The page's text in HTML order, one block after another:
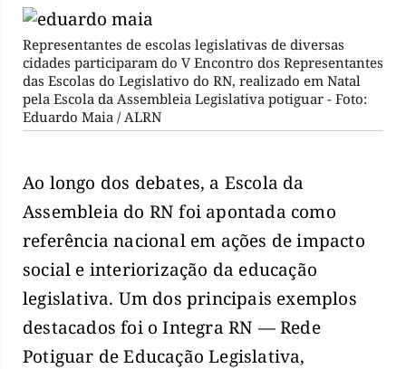
Representantes de escolas legislativas de diversas
cidades participaram do V Encontro dos Representantes
das Escolas do Legislativo do RN, realizado em Natal
pela Escola da Assembleia Legislativa potiguar - Foto:
Eduardo Maia / ALRN
Ao longo dos debates, a Escola da
Assembleia do RN foi apontada como
referência nacional em ações de impacto
social e interiorização da educação
legislativa. Um dos principais exemplos
destacados foi o Integra RN — Rede
Potiguar de Educação Legislativa,